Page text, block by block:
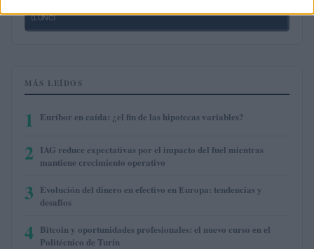
(LUNC)
MÁS LEÍDOS
1 Euríbor en caída: ¿el fin de las hipotecas variables?
2 IAG reduce expectativas por el impacto del fuel mientras
mantiene crecimiento operativo
3 Evolución del dinero en efectivo en Europa: tendencias y
desafíos
4 Bitcoin y oportunidades profesionales: el nuevo curso en el
Politécnico de Turín